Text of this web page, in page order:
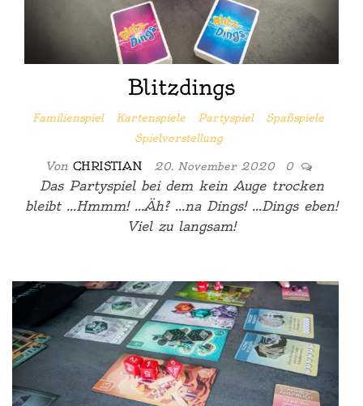
Blitzdings
Familienspiel Kartenspiele Partyspiel
Spaßspiele
Spielvorstellung
Von CHRISTIAN 20. November 2020 0
Das Partyspiel bei dem kein Auge trocken
bleibt …Hmmm! …Äh? …na Dings! …Dings eben!
Viel zu langsam!